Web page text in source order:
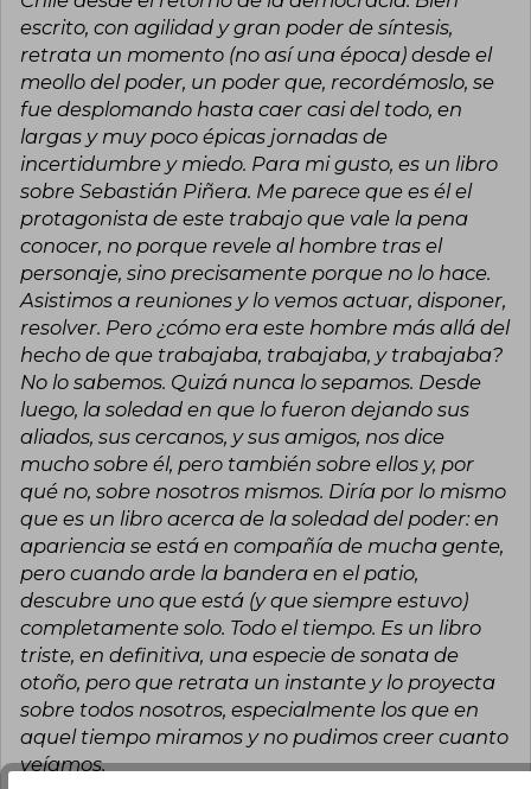
escrito, con agilidad y gran poder de síntesis,
retrata un momento (no así una época) desde el
meollo del poder, un poder que, recordémoslo, se
fue desplomando hasta caer casi del todo, en
largas y muy poco épicas jornadas de
incertidumbre y miedo. Para mi gusto, es un libro
sobre Sebastián Piñera. Me parece que es él el
protagonista de este trabajo que vale la pena
conocer, no porque revele al hombre tras el
personaje, sino precisamente porque no lo hace.
Asistimos a reuniones y lo vemos actuar, disponer,
resolver. Pero ¿cómo era este hombre más allá del
hecho de que trabajaba, trabajaba, y trabajaba?
No lo sabemos. Quizá nunca lo sepamos. Desde
luego, la soledad en que lo fueron dejando sus
aliados, sus cercanos, y sus amigos, nos dice
mucho sobre él, pero también sobre ellos y, por
qué no, sobre nosotros mismos. Diría por lo mismo
que es un libro acerca de la soledad del poder: en
apariencia se está en compañía de mucha gente,
pero cuando arde la bandera en el patio,
descubre uno que está (y que siempre estuvo)
completamente solo. Todo el tiempo. Es un libro
triste, en definitiva, una especie de sonata de
otoño, pero que retrata un instante y lo proyecta
sobre todos nosotros, especialmente los que en
aquel tiempo miramos y no pudimos creer cuanto
veíamos.